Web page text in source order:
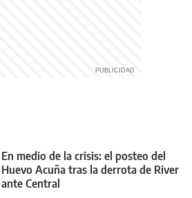
En medio de la crisis: el posteo del
Huevo Acuña tras la derrota de River
ante Central